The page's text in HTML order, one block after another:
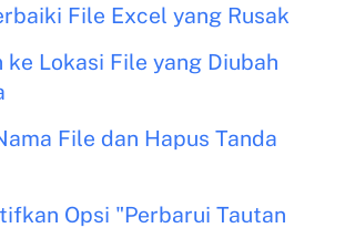
File Excel yang Rusak
ke Lokasi File yang Diubah
File dan Hapus Tanda
Opsi "Perbarui Tautan